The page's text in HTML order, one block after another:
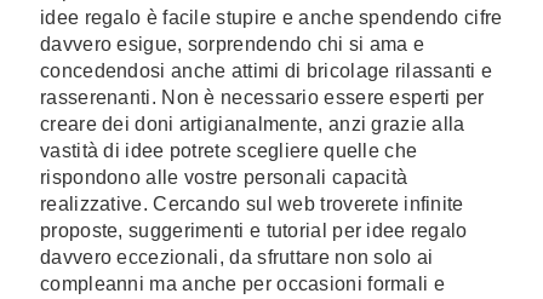
idee regalo è facile stupire e anche spendendo cifre
davvero esigue, sorprendendo chi si ama e
concedendosi anche attimi di bricolage rilassanti e
rasserenanti. Non è necessario essere esperti per
creare dei doni artigianalmente, anzi grazie alla
vastità di idee potrete scegliere quelle che
rispondono alle vostre personali capacità
realizzative. Cercando sul web troverete infinite
proposte, suggerimenti e tutorial per idee regalo
davvero eccezionali, da sfruttare non solo ai
compleanni ma anche per occasioni formali e